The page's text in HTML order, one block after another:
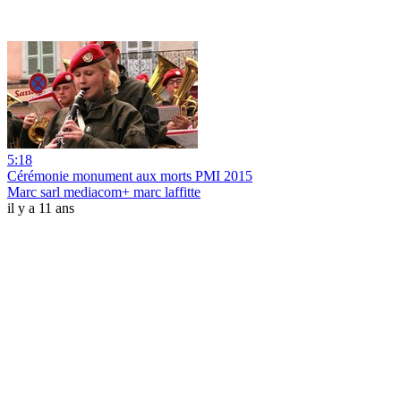
5:18
Cérémonie monument aux morts PMI 2015
Marc sarl mediacom+ marc laffitte
il y a 11 ans